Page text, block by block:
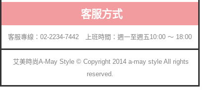
客服方式
客服專線：02-2234-7442 上班時間：週一至週五10:00 ～ 18:00
艾美時尚A-May Style © Copyright 2014 a-may style All rights
reserved.